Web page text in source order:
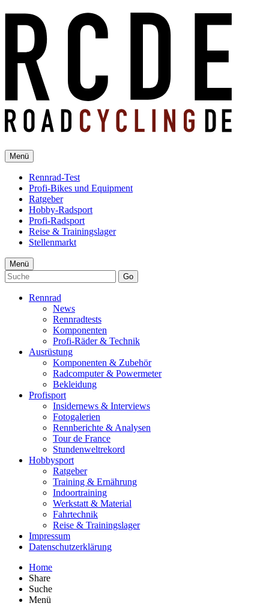
Menü
Rennrad-Test
Profi-Bikes und Equipment
Ratgeber
Hobby-Radsport
Profi-Radsport
Reise & Trainingslager
Stellenmarkt
Menü
Go
Rennrad
News
Rennradtests
Komponenten
Profi-Räder & Technik
Ausrüstung
Komponenten & Zubehör
Radcomputer & Powermeter
Bekleidung
Profisport
Insidernews & Interviews
Fotogalerien
Rennberichte & Analysen
Tour de France
Stundenweltrekord
Hobbysport
Ratgeber
Training & Ernährung
Indoortraining
Werkstatt & Material
Fahrtechnik
Reise & Trainingslager
Impressum
Datenschutzerklärung
Home
Share
Suche
Menü